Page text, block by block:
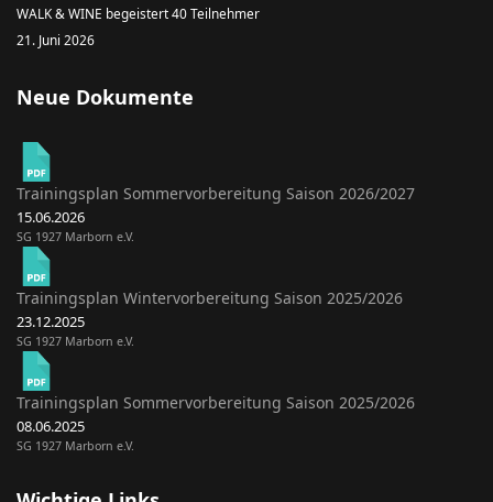
WALK & WINE begeistert 40 Teilnehmer
21. Juni 2026
Neue Dokumente
Trainingsplan Sommervorbereitung Saison 2026/2027
15.06.2026
SG 1927 Marborn e.V.
Trainingsplan Wintervorbereitung Saison 2025/2026
23.12.2025
SG 1927 Marborn e.V.
Trainingsplan Sommervorbereitung Saison 2025/2026
08.06.2025
SG 1927 Marborn e.V.